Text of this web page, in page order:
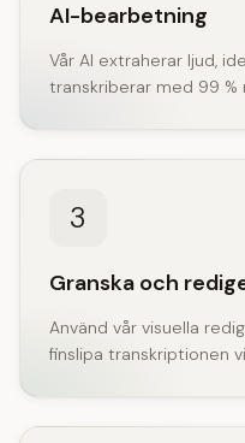
AI-bearbetning
Vår AI extraherar ljud,
transkriberar med 99 %
3
Granska och
Använd vår visuella
finslipa transkriptionen